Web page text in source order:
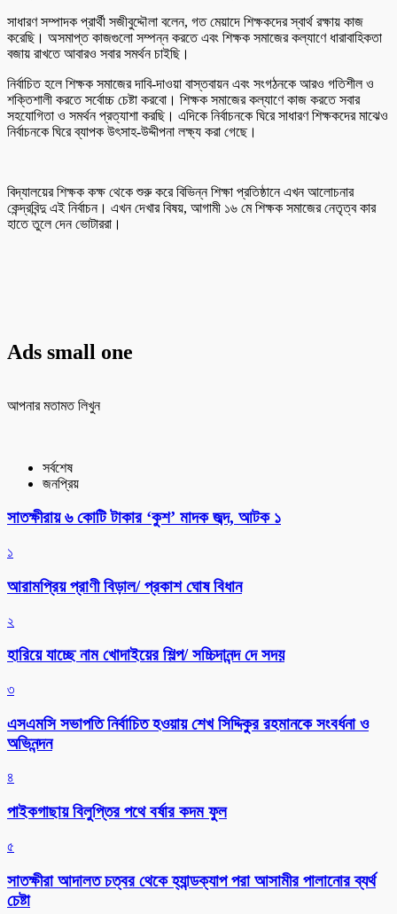
সাধারণ সম্পাদক প্রার্থী সজীবুদ্দৌলা বলেন, গত মেয়াদে শিক্ষকদের স্বার্থ রক্ষায় কাজ
করেছি। অসমাপ্ত কাজগুলো সম্পন্ন করতে এবং শিক্ষক সমাজের কল্যাণে ধারাবাহিকতা
বজায় রাখতে আবারও সবার সমর্থন চাইছি।
নির্বাচিত হলে শিক্ষক সমাজের দাবি-দাওয়া বাস্তবায়ন এবং সংগঠনকে আরও গতিশীল ও
শক্তিশালী করতে সর্বোচ্চ চেষ্টা করবো। শিক্ষক সমাজের কল্যাণে কাজ করতে সবার
সহযোগিতা ও সমর্থন প্রত্যাশা করছি। এদিকে নির্বাচনকে ঘিরে সাধারণ শিক্ষকদের মাঝেও
নির্বাচনকে ঘিরে ব্যাপক উৎসাহ-উদ্দীপনা লক্ষ্য করা গেছে।
বিদ্যালয়ের শিক্ষক কক্ষ থেকে শুরু করে বিভিন্ন শিক্ষা প্রতিষ্ঠানে এখন আলোচনার
কেন্দ্রবিন্দু এই নির্বাচন। এখন দেখার বিষয়, আগামী ১৬ মে শিক্ষক সমাজের নেতৃত্ব কার
হাতে তুলে দেন ভোটাররা।
Ads small one
আপনার মতামত লিখুন
সর্বশেষ
জনপ্রিয়
সাতক্ষীরায় ৬ কোটি টাকার ‘কুশ’ মাদক জব্দ, আটক ১
১
আরামপ্রিয় প্রাণী বিড়াল/ প্রকাশ ঘোষ বিধান
২
হারিয়ে যাচ্ছে নাম খোদাইয়ের শিল্প/ সচ্চিদানন্দ দে সদয়
৩
এসএমসি সভাপতি নির্বাচিত হওয়ায় শেখ সিদ্দিকুর রহমানকে সংবর্ধনা ও
অভিনন্দন
৪
পাইকগাছায় বিলুপ্তির পথে বর্ষার কদম ফুল
৫
সাতক্ষীরা আদালত চত্বর থেকে হ্যান্ডক্যাপ পরা আসামীর পালানোর ব্যর্থ
চেষ্টা